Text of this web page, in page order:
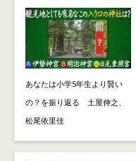
あなたは小学5年生より賢い
の？を振り返る 土屋伸之、
松尾依里佳